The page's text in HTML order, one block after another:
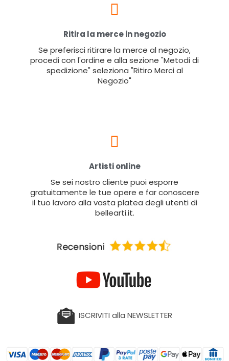
Ritira la merce in negozio
Se preferisci ritirare la merce al negozio,
procedi con l'ordine e alla sezione "Metodi di
spedizione" seleziona "Ritiro Merci al
Negozio"
Artisti online
Se sei nostro cliente puoi esporre
gratuitamente le tue opere e far conoscere
il tuo lavoro alla vasta platea degli utenti di
bellearti.it.
ISCRIVITI alla NEWSLETTER